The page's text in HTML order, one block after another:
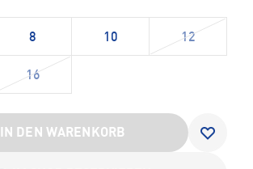
8 10 12
16
IN DEN WARENKORB